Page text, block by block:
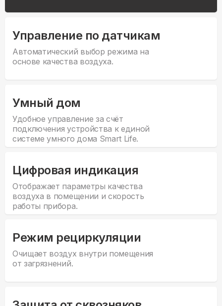
Управление по датчикам
Автоматический выбор режима на
основе качества воздуха.
Умный дом
Удобное управление за счёт
подключения устройства к единой
системе умного дома Smart Life.
Цифровая индикация
Отображает параметры качества
воздуха в помещении и скорость
работы прибора.
Режим рециркуляции
Очищает воздух внутри помещения
от загрязнений.